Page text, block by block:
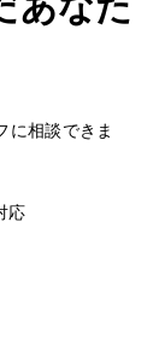
に相談できま
応